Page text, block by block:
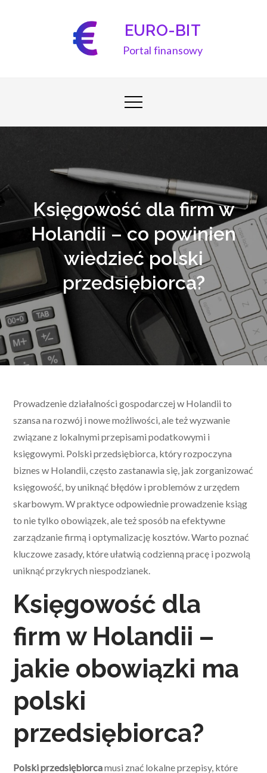
EURO-BIT
Portal finansowy
Księgowość dla firm w
Holandii – co powinien
wiedzieć polski
przedsiębiorca?
Prowadzenie działalności gospodarczej w Holandii to
szansa na rozwój i nowe możliwości, ale też wyzwanie
związane z lokalnymi przepisami podatkowymi i
księgowymi. Polski przedsiębiorca, który rozpoczyna
biznes w Holandii, często zastanawia się, jak zorganizować
księgowość, by uniknąć błędów i problemów z urzędem
skarbowym. W praktyce odpowiednie prowadzenie ksiąg
to nie tylko obowiązek, ale też sposób na efektywne
zarządzanie firmą i optymalizację kosztów. Warto poznać
kluczowe zasady, które ułatwią codzienną pracę i pozwolą
uniknąć przykrych niespodzianek.
Księgowość dla
firm w Holandii –
jakie obowiązki ma
polski
przedsiębiorca?
Polski przedsiębiorcamusi znać lokalne przepisy, które